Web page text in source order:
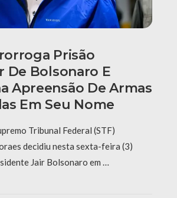
Prisão
De Bolsonaro E
Apreensão De Armas
Em Seu Nome
Tribunal Federal (STF)
decidiu nesta sexta-feira (3)
Jair Bolsonaro em …